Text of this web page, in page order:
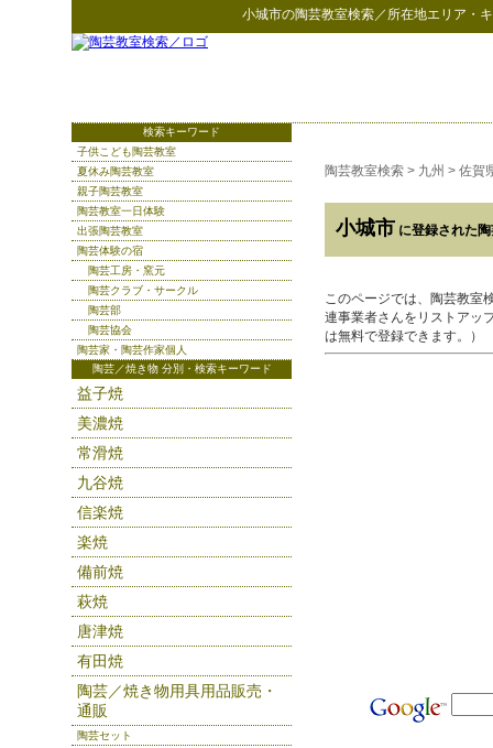
小城市の陶芸教室検索／所在地エリア・
陶芸教室検索 > 九州 > 佐賀
小城市 に登録された
このページでは、陶芸教室
連事業者さんをリストアッ
は無料で登録できます。）
検索キーワード
子供こども陶芸教室
夏休み陶芸教室
親子陶芸教室
陶芸教室一日体験
出張陶芸教室
陶芸体験の宿
陶芸工房・窯元
陶芸クラブ・サークル
陶芸部
陶芸協会
陶芸家・陶芸作家個人
陶芸／焼き物 分別・検索キーワード
益子焼
美濃焼
常滑焼
九谷焼
信楽焼
楽焼
備前焼
萩焼
唐津焼
有田焼
陶芸／焼き物用具用品販売・
通販
陶芸セット